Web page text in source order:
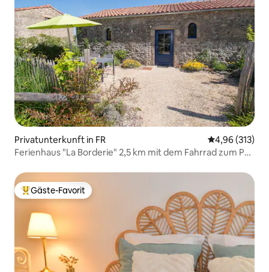
Privatunterkunft in FR
4,96 (313)
Ferienhaus "La Borderie" 2,5 km mit dem Fahrrad zum Puy
Beliebter Gäste-Favorit.
Gäste-Favorit